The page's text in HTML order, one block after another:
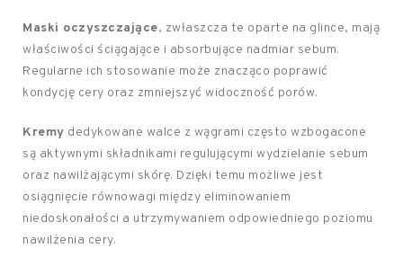
Maski oczyszczające, zwłaszcza te oparte na glince, mają
właściwości ściągające i absorbujące nadmiar sebum.
Regularne ich stosowanie może znacząco poprawić
kondycję cery oraz zmniejszyć widoczność porów.
Kremy dedykowane walce z wągrami często wzbogacone
są aktywnymi składnikami regulującymi wydzielanie sebum
oraz nawilżającymi skórę. Dzięki temu możliwe jest
osiągnięcie równowagi między eliminowaniem
niedoskonałości a utrzymywaniem odpowiedniego poziomu
nawilżenia cery.